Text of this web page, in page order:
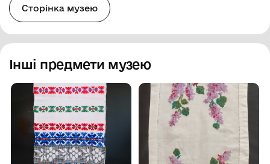
Сторінка музею
Інші предмети музею